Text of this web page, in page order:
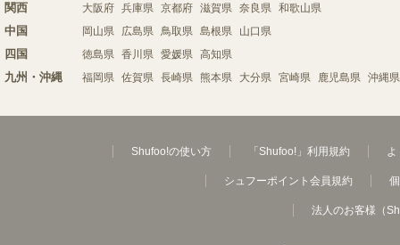
関西 大阪府 兵庫県 京都府 滋賀県 奈良県 和歌山県
中国 岡山県 広島県 鳥取県 島根県 山口県
四国 徳島県 香川県 愛媛県 高知県
九州・沖縄 福岡県 佐賀県 長崎県 熊本県 大分県 宮崎県 鹿児島県 沖縄県
Shufoo!の使い方 「Shufoo!」利用規約 よ
シュフーポイント会員規約
法人のお客様（